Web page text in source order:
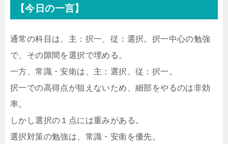
【今日の一言】
通常の科目は、主：択一、従：選択。択一中心の勉強
で、その隙間を選択で埋める。
一方、常識・安衛は、主：選択、従：択一。
択一での高得点が狙えないため、細部をやるのは非効
率。
しかし選択の１点には重みがある。
選択対策の勉強は、常識・安衛を優先。